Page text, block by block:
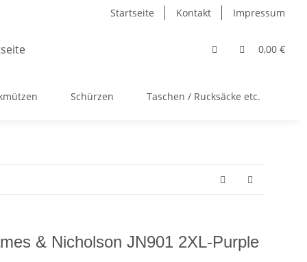
Startseite Kontakt Impressum
0,00 €
Schürzen Taschen / Rucksäcke etc.
& Nicholson JN901 2XL-Purple